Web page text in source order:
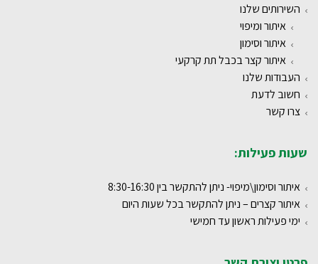
השירותים שלנו
איתור ומיפוי
איתור וסימון
איתור קצר בכבל תת קרקעי
העבודות שלנו
חשוב לדעת
צרו קשר
שעות פעילות:
איתור וסימון\מיפוי- ניתן להתקשר בין 8:30-16:30
איתור קצרים – ניתן להתקשר בכל שעות היום
ימי פעילות ראשון עד חמישי